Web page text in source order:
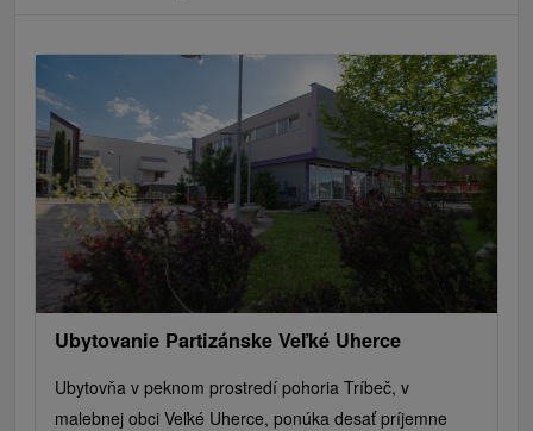
Ubytovanie Partizánske Veľké Uherce
Ubytovňa v peknom prostredí pohoria Tríbeč, v
malebnej obci Veľké Uherce, ponúka desať príjemne